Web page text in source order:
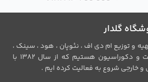
گلدار
و توزیع ام دی اف ، نئوپان ، هود ، سینک ،
گاز و یراق آلات کابینت و دکوراسیون هستیم که از سال 1382 با
و خارجی شروع به فعالیت کرده ایم .